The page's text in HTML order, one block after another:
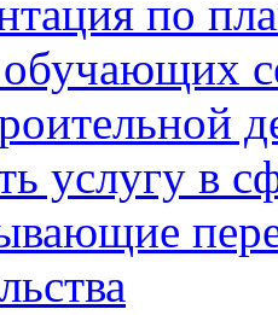
по
услугу в